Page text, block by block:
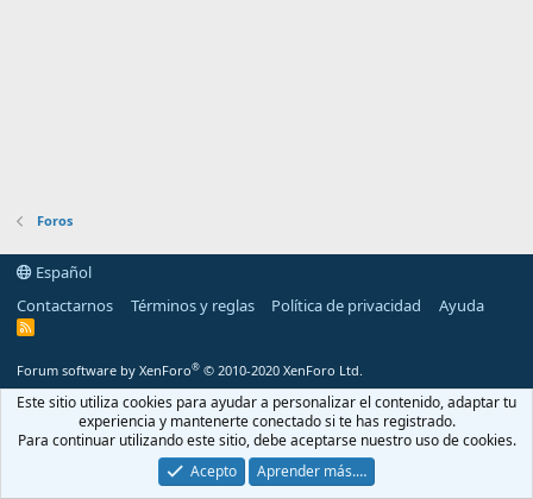
Foros
Español
Contactarnos
Términos y reglas Política de privacidad Ayuda
R
Forum software by XenForo® © 2010-2020 XenForo Ltd.
Este sitio utiliza cookies para ayudar a personalizar el contenido, adaptar tu
experiencia y mantenerte conectado si te has registrado.
Para continuar utilizando este sitio, debe aceptarse nuestro uso de cookies.
Acepto
Aprender más.…